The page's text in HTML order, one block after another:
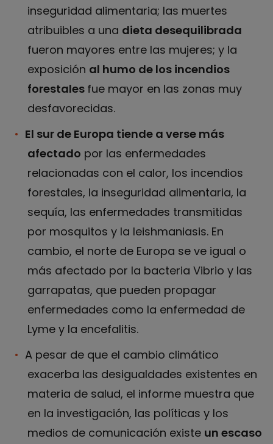
inseguridad alimentaria; las muertes
atribuibles a una dieta desequilibrada
fueron mayores entre las mujeres; y la
exposición al humo de los incendios
forestales fue mayor en las zonas muy
desfavorecidas.
El sur de Europa tiende a verse más
afectado por las enfermedades
relacionadas con el calor, los incendios
forestales, la inseguridad alimentaria, la
sequía, las enfermedades transmitidas
por mosquitos y la leishmaniasis. En
cambio, el norte de Europa se ve igual o
más afectado por la bacteria Vibrio y las
garrapatas, que pueden propagar
enfermedades como la enfermedad de
Lyme y la encefalitis.
A pesar de que el cambio climático
exacerba las desigualdades existentes en
materia de salud, el informe muestra que
en la investigación, las políticas y los
medios de comunicación existe un escaso